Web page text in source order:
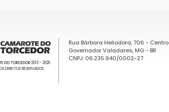
Rua Bárbara Heliodora, 706 - Centro
Governador Valadares, MG - BR
CNPJ: 06.235.940/0002-27
DO TORCEDOR2013 - 2026
DIREITOS RESERVADOS